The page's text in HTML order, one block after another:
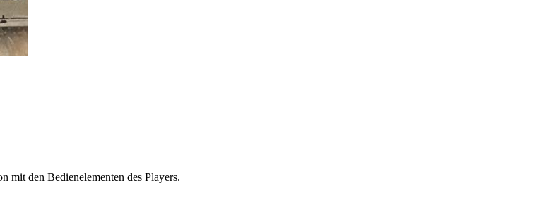
mit den Bedienelementen des Players.